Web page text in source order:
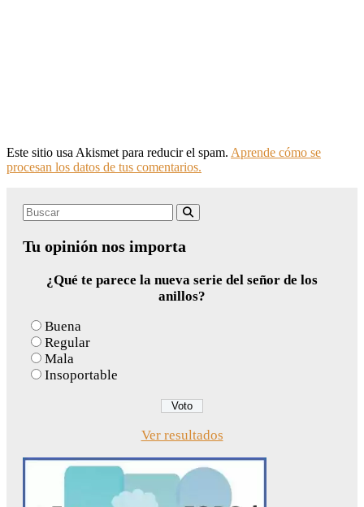
Este sitio usa Akismet para reducir el spam. Aprende cómo se
procesan los datos de tus comentarios.
Search
Tu opinión nos importa
¿Qué te parece la nueva serie del señor de los
anillos?
Buena
Regular
Mala
Insoportable
Ver resultados